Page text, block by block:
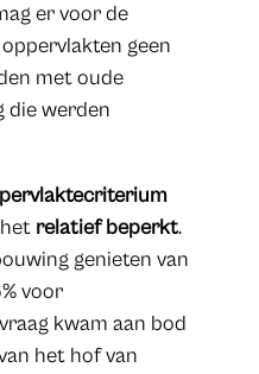
er voor de
geen
met oude
die werden
relatief beperkt.
genieten van
voor
kwam aan bod
het hof van